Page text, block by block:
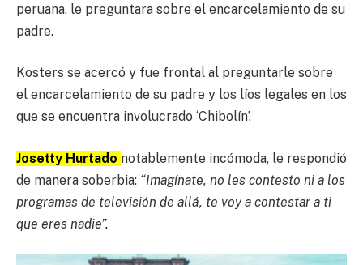
peruana, le preguntara sobre el encarcelamiento de su
padre.
Kosters se acercó y fue frontal al preguntarle sobre
el encarcelamiento de su padre y los líos legales en los
que se encuentra involucrado ‘Chibolín’.
Josetty Hurtado notablemente incómoda, le respondió
de manera soberbia: “Imagínate, no les contesto ni a los
programas de televisión de allá, te voy a contestar a ti
que eres nadie”.